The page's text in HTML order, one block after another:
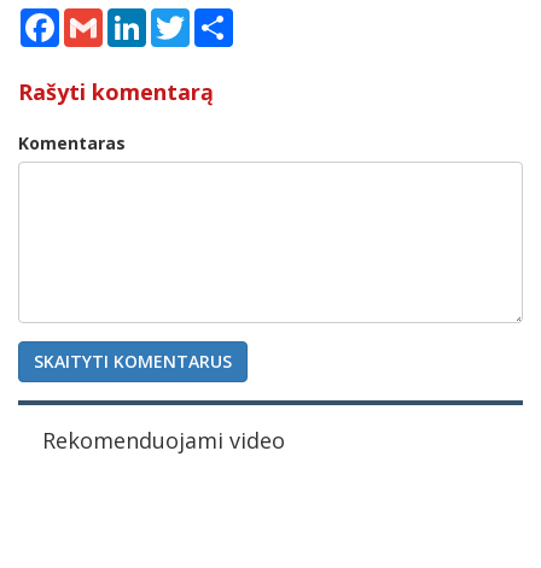
Facebook
Gmail LinkedInTwitter
Rašyti komentarą
Komentaras
SKAITYTI KOMENTARUS
Rekomenduojami video